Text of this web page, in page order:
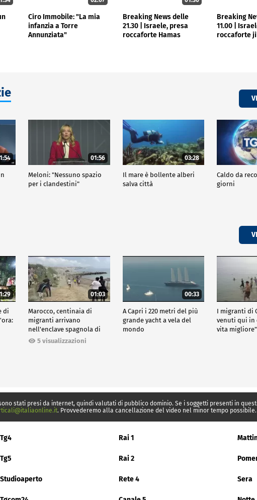
Ciro Immobile: "La mia
infanzia a Torre
Annunziata"
Breaking News delle
21.30 | Israele, presa
roccaforte Hamas
Breaking
11.00 |
roccaforte
01:56
Meloni: "Nessuno spazio
per i clandestini"
03:28
Il mare è bollente alberi
salva città
Caldo da
giorni
di
01:03
Marocco, centinaia di
migranti arrivano
nell'enclave spagnola di
Ceuta5 visualizzazioni
00:33
A Capri i 220 metri del più
grande yacht a vela del
mondo
I migranti di
venuti qui in
vita migliore"
stati presi da internet, quindi valutati di pubblico dominio. Se i soggetti presenti in
. Provvederemo alla cancellazione del video nel minor tempo possibile.
Tg4 Rai 1
Tg5 Rai 2
Studioaperto Rete 4 Sera